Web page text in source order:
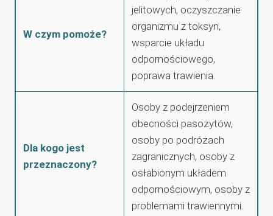
W czym pomoże?
jelitowych, oczyszczanie
organizmu z toksyn,
wsparcie układu
odpornościowego,
poprawa trawienia.
Dla kogo jest
przeznaczony?
Osoby z podejrzeniem
obecności pasożytów,
osoby po podróżach
zagranicznych, osoby z
osłabionym układem
odpornościowym, osoby z
problemami trawiennymi.